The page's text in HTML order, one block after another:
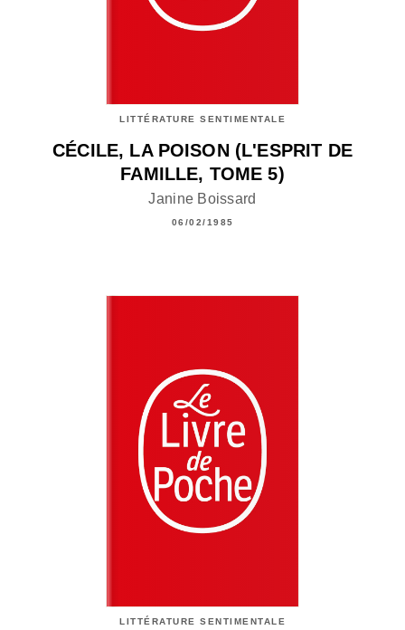
LITTÉRATURE SENTIMENTALE
CÉCILE, LA POISON (L'ESPRIT DE
FAMILLE, TOME 5)
Janine Boissard
06/02/1985
LITTÉRATURE SENTIMENTALE